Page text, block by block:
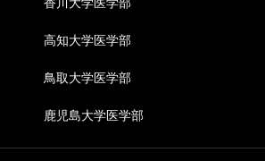
高知大学医学部
鳥取大学医学部
鹿児島大学医学部